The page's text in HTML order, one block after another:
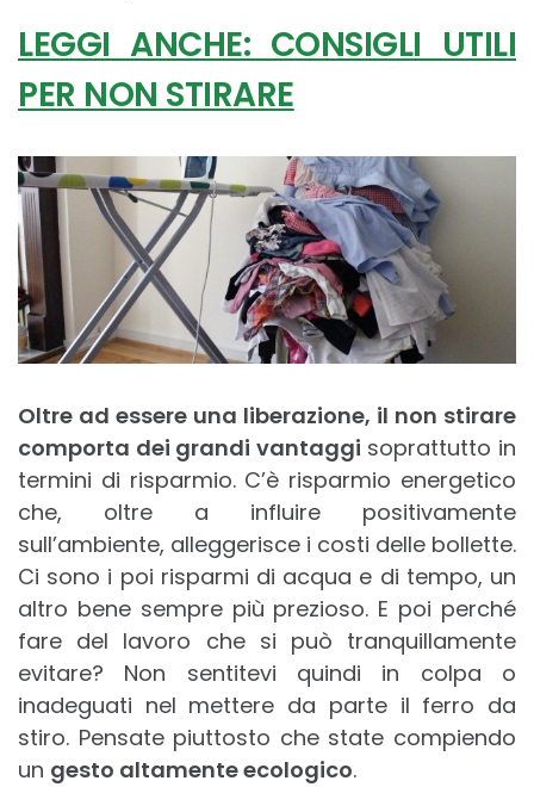
LEGGI ANCHE: CONSIGLI UTILI
PER NON STIRARE
Oltre ad essere una liberazione, il non stirare
comporta dei grandi vantaggi soprattutto in
termini di risparmio. C’è risparmio energetico
che, oltre a influire positivamente
sull’ambiente, alleggerisce i costi delle bollette.
Ci sono i poi risparmi di acqua e di tempo, un
altro bene sempre più prezioso. E poi perché
fare del lavoro che si può tranquillamente
evitare? Non sentitevi quindi in colpa o
inadeguati nel mettere da parte il ferro da
stiro. Pensate piuttosto che state compiendo
un gesto altamente ecologico.